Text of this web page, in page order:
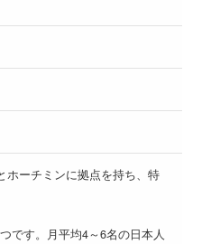
ホーチミンに拠点を持ち、特
です。月平均4～6名の日本人